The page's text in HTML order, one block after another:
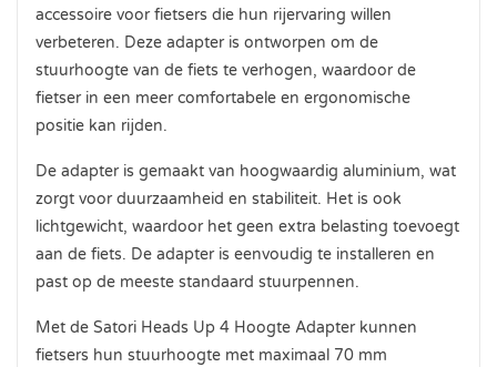
accessoire voor fietsers die hun rijervaring willen
verbeteren. Deze adapter is ontworpen om de
stuurhoogte van de fiets te verhogen, waardoor de
fietser in een meer comfortabele en ergonomische
positie kan rijden.
De adapter is gemaakt van hoogwaardig aluminium, wat
zorgt voor duurzaamheid en stabiliteit. Het is ook
lichtgewicht, waardoor het geen extra belasting toevoegt
aan de fiets. De adapter is eenvoudig te installeren en
past op de meeste standaard stuurpennen.
Met de Satori Heads Up 4 Hoogte Adapter kunnen
fietsers hun stuurhoogte met maximaal 70 mm